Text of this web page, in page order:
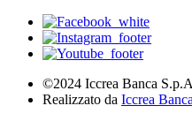
©2024 Iccrea Banca S.p.A
Realizzato da Iccrea